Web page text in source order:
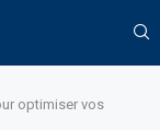
optimiser vos